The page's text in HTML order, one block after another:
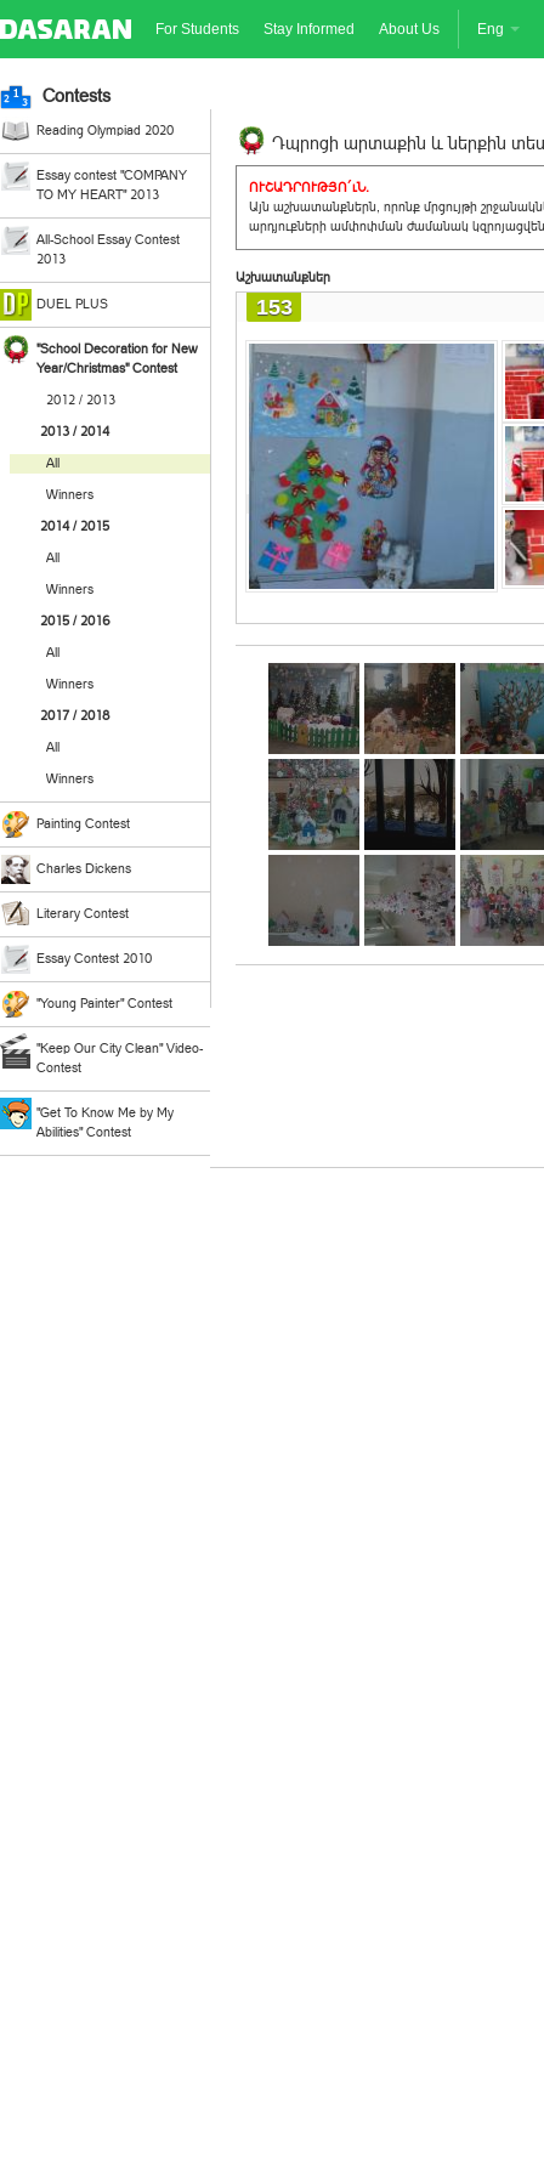
For Students Stay Informed About Us Eng
Contests
Reading Olympiad 2020
Essay contest "COMPANY
TO MY HEART" 2013
All-School Essay Contest
2013
DUEL PLUS
"School Decoration for New
Year/Christmas" Contest
2012 / 2013
2013 / 2014
All
Winners
2014 / 2015
All
Winners
2015 / 2016
All
Winners
2017 / 2018
All
Winners
Painting Contest
Charles Dickens
Literary Contest
Essay Contest 2010
"Young Painter" Contest
"Keep Our City Clean" Video-
Contest
"Get To Know Me by My
Abilities" Contest
Դպրոցի արտաքին և ներքին
ՈՒՇԱԴՐՈՒԹՅՈ´ւՆ.
Այն աշխատանքներն, որոնք մրցույթի
արդյուքների ամփոփման ժամանակ
Աշխատանքներ
153